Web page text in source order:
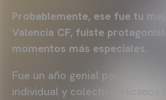
Probablemente, ese fue tu
Valencia CF, fuiste
momentos más especiales.
Fue un año genial para todo
individual y colectivo. Hicimos